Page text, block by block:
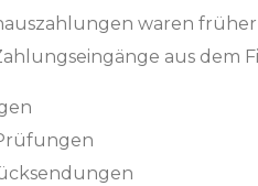
waren
aus dem